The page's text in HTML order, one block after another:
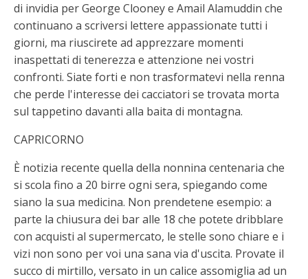
di invidia per George Clooney e Amail Alamuddin che
continuano a scriversi lettere appassionate tutti i
giorni, ma riuscirete ad apprezzare momenti
inaspettati di tenerezza e attenzione nei vostri
confronti. Siate forti e non trasformatevi nella renna
che perde l'interesse dei cacciatori se trovata morta
sul tappetino davanti alla baita di montagna.
CAPRICORNO
È notizia recente quella della nonnina centenaria che
si scola fino a 20 birre ogni sera, spiegando come
siano la sua medicina. Non prendetene esempio: a
parte la chiusura dei bar alle 18 che potete dribblare
con acquisti al supermercato, le stelle sono chiare e i
vizi non sono per voi una sana via d'uscita. Provate il
succo di mirtillo, versato in un calice assomiglia ad un